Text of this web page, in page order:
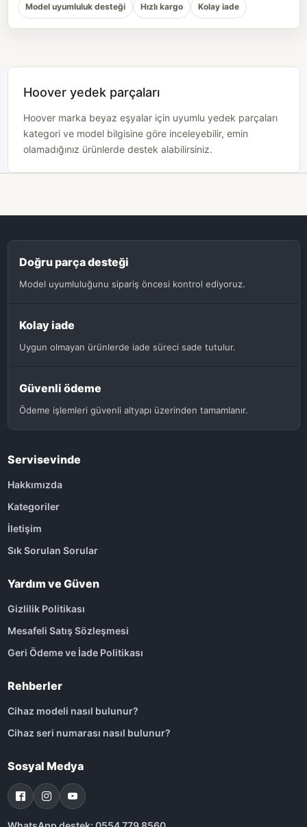
Model uyumluluk desteği Hızlı kargo Kolay iade
Hoover yedek parçaları
Hoover marka beyaz eşyalar için uyumlu yedek parçaları
kategori ve model bilgisine göre inceleyebilir, emin
olamadığınız ürünlerde destek alabilirsiniz.
Doğru parça desteği
Model uyumluluğunu sipariş öncesi kontrol ediyoruz.
Kolay iade
Uygun olmayan ürünlerde iade süreci sade tutulur.
Güvenli ödeme
Ödeme işlemleri güvenli altyapı üzerinden tamamlanır.
Servisevinde
Hakkımızda
Kategoriler
İletişim
Sık Sorulan Sorular
Yardım ve Güven
Gizlilik Politikası
Mesafeli Satış Sözleşmesi
Geri Ödeme ve İade Politikası
Rehberler
Cihaz modeli nasıl bulunur?
Cihaz seri numarası nasıl bulunur?
Sosyal Medya